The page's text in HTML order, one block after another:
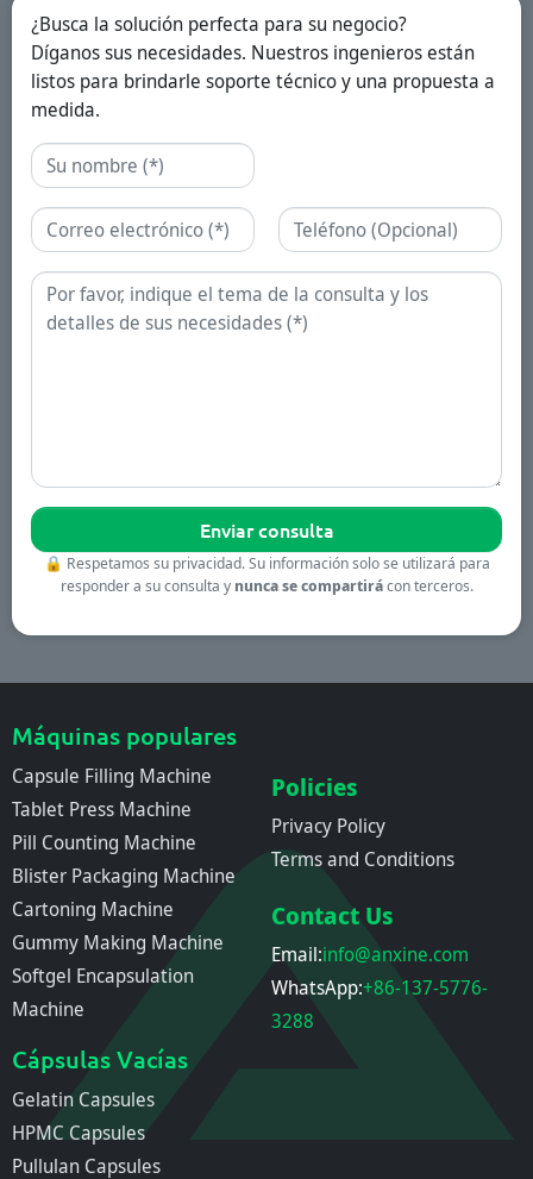
¿Busca la solución perfecta para su negocio?
Díganos sus necesidades. Nuestros ingenieros están
listos para brindarle soporte técnico y una propuesta a
medida.
Nombre
Correo electrónico Teléfono
Consulta
🔒 Respetamos su privacidad. Su información solo se utilizará para
responder a su consulta y nunca se compartirácon terceros.
Máquinas populares
Capsule Filling Machine
Tablet Press Machine
Pill Counting Machine
Blister Packaging Machine
Cartoning Machine
Gummy Making Machine
Softgel Encapsulation
Machine
Cápsulas Vacías
Gelatin Capsules
HPMC Capsules
Pullulan Capsules
Policies
Privacy Policy
Terms and Conditions
Contact Us
Email:info@anxine.com
WhatsApp:+86-137-5776-
3288